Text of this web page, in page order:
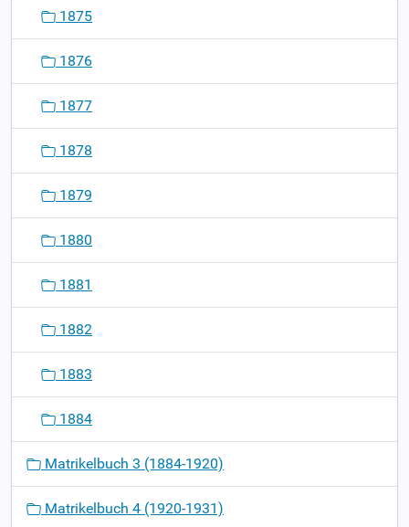
1875
1876
1877
1878
1879
1880
1881
1882
1883
1884
Matrikelbuch 3 (1884-1920)
Matrikelbuch 4 (1920-1931)